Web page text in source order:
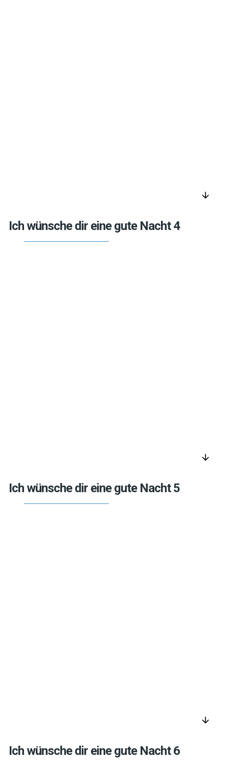
arrow_downward
Ich wünsche dir eine gute Nacht 4
arrow_downward
Ich wünsche dir eine gute Nacht 5
arrow_downward
Ich wünsche dir eine gute Nacht 6